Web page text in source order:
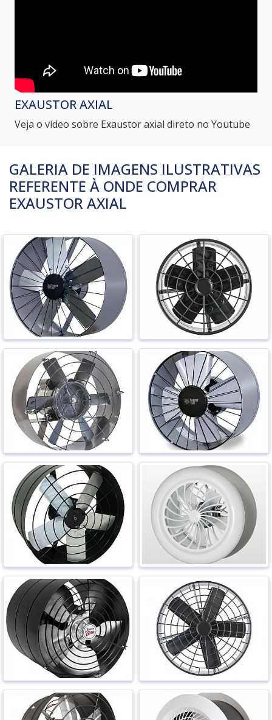
EXAUSTOR AXIAL
Veja o vídeo sobre Exaustor axial direto no Youtube
GALERIA DE IMAGENS ILUSTRATIVAS
REFERENTE À ONDE COMPRAR
EXAUSTOR AXIAL